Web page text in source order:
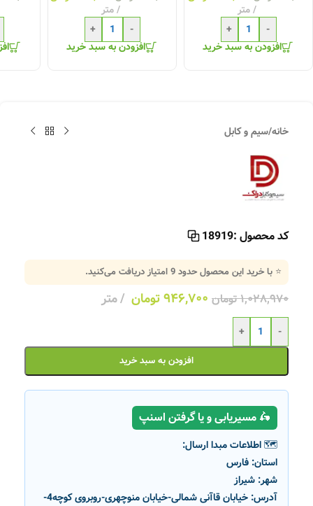
متر
-
+
افزودن به سبد خرید
متر
-
+
افزودن به سبد خرید
خانه/سیم و کابل
کد محصول :18919
⭐ با خرید این محصول حدود9امتیاز دریافت می‌کنید.
۱,۰۲۸,۹۷۰تومان ۹۴۶,۷۰۰تومان متر
-
+
افزودن به سبد خرید
🛵 مسیریابی و یا گرفتن اسنپ
🗺️ اطلاعات مبدا ارسال:
استان: فارس
شهر: شیراز
آدرس:
خیابان قاآنی شمالی-خیابان منوچهری-روبروی کوچه4-